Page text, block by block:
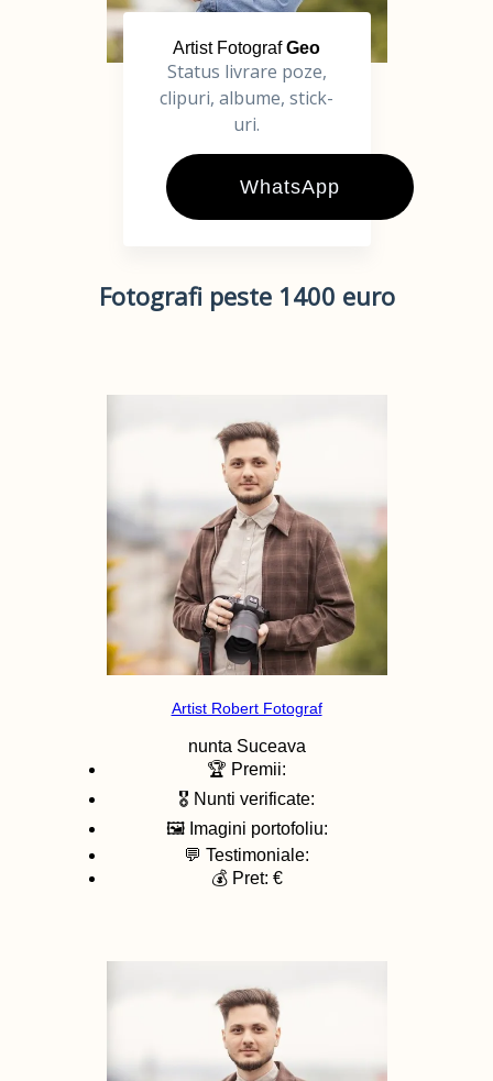
Artist FotografGeo
Status livrare poze,
clipuri, albume, stick-
uri.
WhatsApp
Fotografi peste 1400 euro
Artist Robert Fotograf
nunta Suceava
🏆 Premii:
🎖️ Nunti verificate:
🖼️ Imagini portofoliu:
💬 Testimoniale:
💰 Pret: €